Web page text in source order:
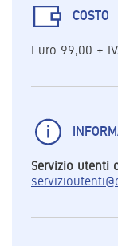
COSTO
Euro 99,00 +
Servizio utenti